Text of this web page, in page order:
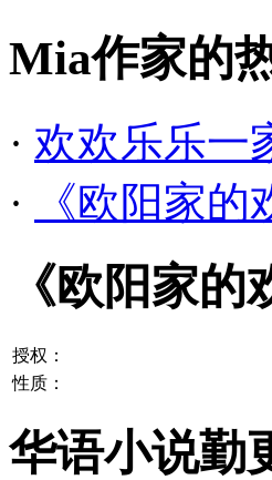
Mia作家的
· 欢欢乐乐一
·
《欧阳家的
《欧阳家
授权：
性质：
华语小说勤